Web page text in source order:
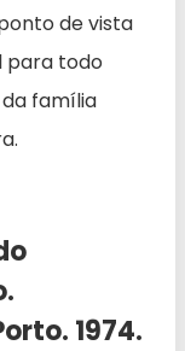
de vista
para todo
família
1974.